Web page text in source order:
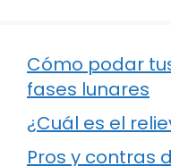
Cómo podar
fases lunares
¿Cuál es el
Pros y contras